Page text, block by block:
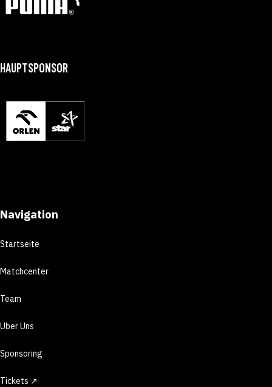
HAUPTSPONSOR
Navigation
Startseite
Matchcenter
Team
Über Uns
Sponsoring
Tickets ↗